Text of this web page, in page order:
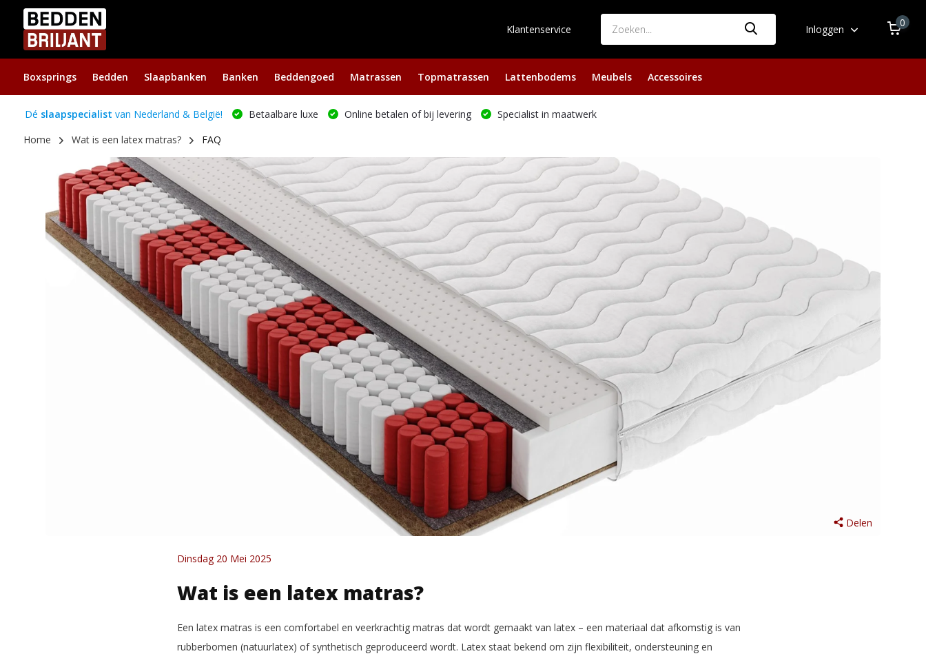
Klantenservice Inloggen
0
Boxsprings Bedden Slaapbanken Banken Beddengoed Matrassen Topmatrassen Lattenbodems Meubels Accessoires
Dé slaapspecialist van Nederland & België! Betaalbare luxe Online betalen of bij levering
Specialist in maatwerk
Home
Wat is een latex matras? FAQ
Delen
Dinsdag 20 Mei 2025
Wat is een latex matras?
Een latex matras is een comfortabel en veerkrachtig matras dat wordt gemaakt van latex – een materiaal dat afkomstig is van
rubberbomen (natuurlatex) of synthetisch geproduceerd wordt. Latex staat bekend om zijn flexibiliteit, ondersteuning en